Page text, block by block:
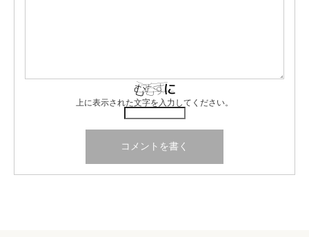
上に表示された文字を入力してください。